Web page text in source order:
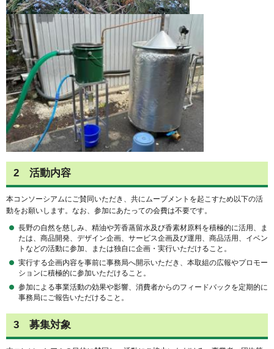
2 活動内容
本コンソーシアムにご賛同いただき、共にムーブメントを起こすため以下の活
動をお願いします。なお、参加にあたっての会費は不要です。
長野の自然を慈しみ、精油や芳香蒸留水及び香素材原料を積極的に活用、ま
たは、商品開発、デザイン企画、サービス企画及び運用、商品活用、イベン
トなどの活動に参加、または独自に企画・実行いただけること。
実⾏する企画内容を事前に事務局へ開⽰いただき、本取組の広報やプロモー
ションに積極的に参加いただけること。
参加による事業活動の効果や影響、消費者からのフィードバックを定期的に
事務局にご報告いただけること。
3 募集対象